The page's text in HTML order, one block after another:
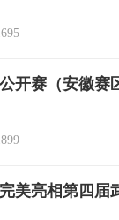
开赛（安徽赛
美亮相第四届